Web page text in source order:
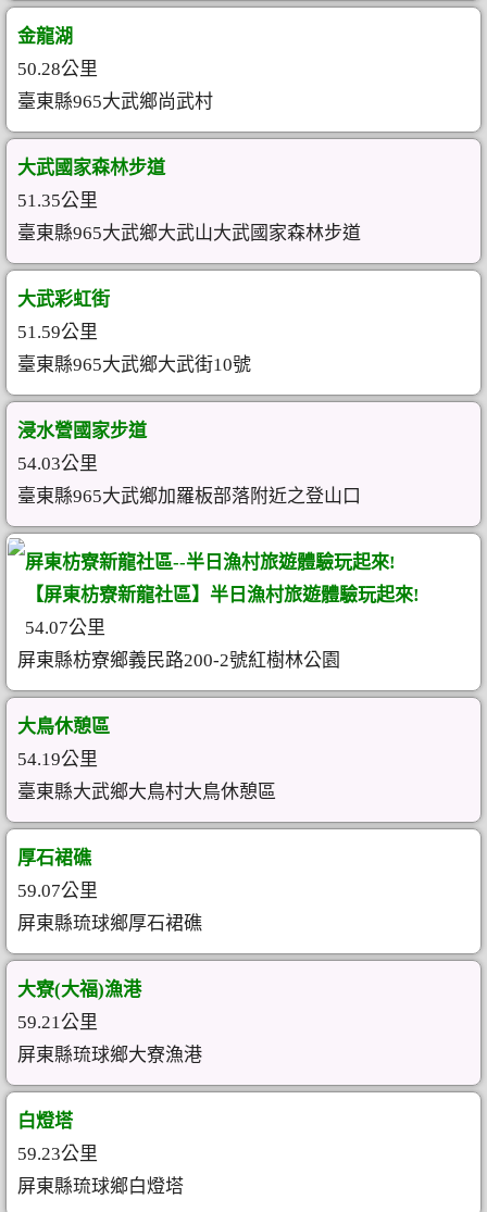
金龍湖
50.28公里
臺東縣965大武鄉尚武村
大武國家森林步道
51.35公里
臺東縣965大武鄉大武山大武國家森林步道
大武彩虹街
51.59公里
臺東縣965大武鄉大武街10號
浸水營國家步道
54.03公里
臺東縣965大武鄉加羅板部落附近之登山口
屏東枋寮新龍社區--半日漁村旅遊體驗玩起來!
【屏東枋寮新龍社區】半日漁村旅遊體驗玩起來!
54.07公里
屏東縣枋寮鄉義民路200-2號紅樹林公園
大鳥休憩區
54.19公里
臺東縣大武鄉大鳥村大鳥休憩區
厚石裙礁
59.07公里
屏東縣琉球鄉厚石裙礁
大寮(大福)漁港
59.21公里
屏東縣琉球鄉大寮漁港
白燈塔
59.23公里
屏東縣琉球鄉白燈塔